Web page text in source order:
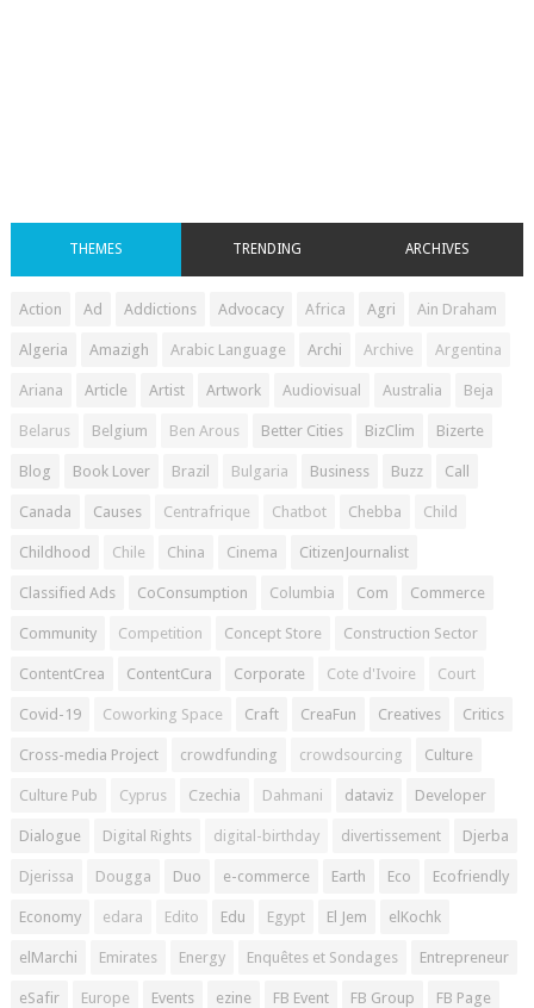
THEMES TRENDING ARCHIVES
Action Ad Addictions Advocacy Africa Agri Ain Draham
Algeria Amazigh Arabic Language Archi Archive Argentina
Ariana Article Artist Artwork Audiovisual Australia Beja
Belarus Belgium Ben Arous Better Cities BizClim Bizerte
Blog Book Lover Brazil Bulgaria Business Buzz Call
Canada Causes Centrafrique Chatbot Chebba Child
Childhood Chile China Cinema CitizenJournalist
Classified Ads CoConsumption Columbia Com Commerce
Community Competition Concept Store Construction Sector
ContentCrea ContentCura Corporate Cote d'Ivoire Court
Covid-19 Coworking Space Craft CreaFun Creatives Critics
Cross-media Project crowdfunding crowdsourcing Culture
Culture Pub Cyprus Czechia Dahmani dataviz Developer
Dialogue Digital Rights digital-birthday divertissement Djerba
Djerissa Dougga Duo e-commerce Earth Eco Ecofriendly
Economy edara Edito Edu Egypt El Jem elKochk
elMarchi Emirates Energy Enquêtes et Sondages Entrepreneur
eSafir Europe Events ezine FB Event FB Group FB Page